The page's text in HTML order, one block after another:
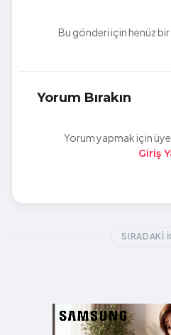
Bu gönderi için henüz bir
Yorum Bırakın
Yorum yapmak için üye
Giriş
SIRADAKI